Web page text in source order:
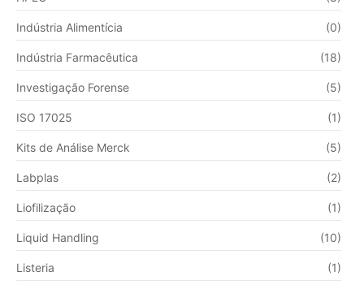
Indústria Alimentícia (0)
Indústria Farmacêutica (18)
Investigação Forense (5)
ISO 17025 (1)
Kits de Análise Merck (5)
Labplas (2)
Liofilização (1)
Liquid Handling (10)
Listeria (1)